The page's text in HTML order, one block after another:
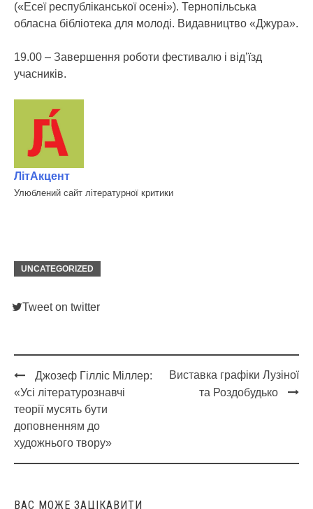
(«Есеї республіканської осені»). Тернопільська
обласна бібліотека для молоді. Видавництво «Джура».
19.00 – Завершення роботи фестивалю і від’їзд
учасників.
ЛітАкцент
Улюблений сайт літературної критики
UNCATEGORIZED
Tweet on twitter
Post
navigation
Джозеф Гілліс Міллер:
«Усі літературознавчі
теорії мусять бути
доповненням до
художнього твору»
Виставка графіки Лузіної
та Роздобудько
ВАС МОЖЕ ЗАЦІКАВИТИ